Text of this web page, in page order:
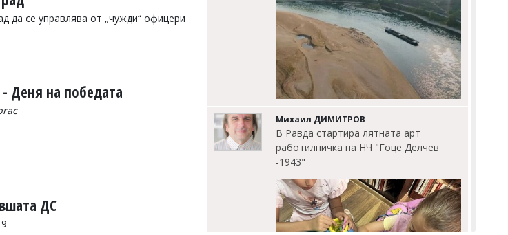
да се управлява от „чужди“ офицери
- Деня на победата
ДС
Михаил ДИМИТРОВ
В Равда стартира лятната арт
работилничка на НЧ "Гоце Делчев
-1943"